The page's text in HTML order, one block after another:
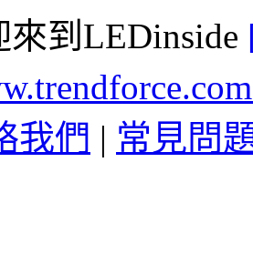
到LEDinside
我們 | 常見問